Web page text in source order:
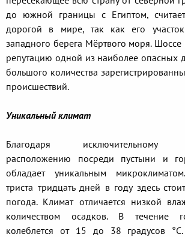
до южной границы с Египтом,
дорогой в мире, так как его
западного берега Мёртвого моря.
репутацию одной из наиболее опасных
большого количества
происшествий.
Уникальный климат
Благодаря исключительному
расположению посреди пустыни и
обладает уникальным
триста тридцать дней в году здесь
погода. Климат отличается низкой
количеством осадков. В течение
колеблется от 15 до 38 градусов